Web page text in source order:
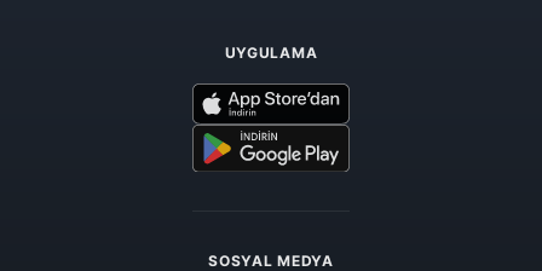
UYGULAMA
SOSYAL MEDYA